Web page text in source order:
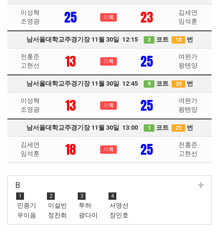
이성혁
조영광
25 기록 23
김세연
임석훈
남서울대학교주경기장 11월 30일 12:15 3 코트 18 번
전홍준
고현선
13 기록 25
여완가
왕텐양
남서울대학교주경기장 11월 30일 12:45 9 코트 20 번
이성혁
조영광
13 기록 25
여완가
왕텐양
남서울대학교주경기장 11월 30일 13:00 1 코트 21 번
김세연
임석훈
18 기록 25
전홍준
고현선
B
1
민종기
우이음
2
이설빈
정찬희
3
투하
광다이
4
서영선
장인호